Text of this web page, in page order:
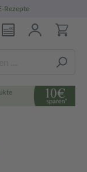
Rezepte